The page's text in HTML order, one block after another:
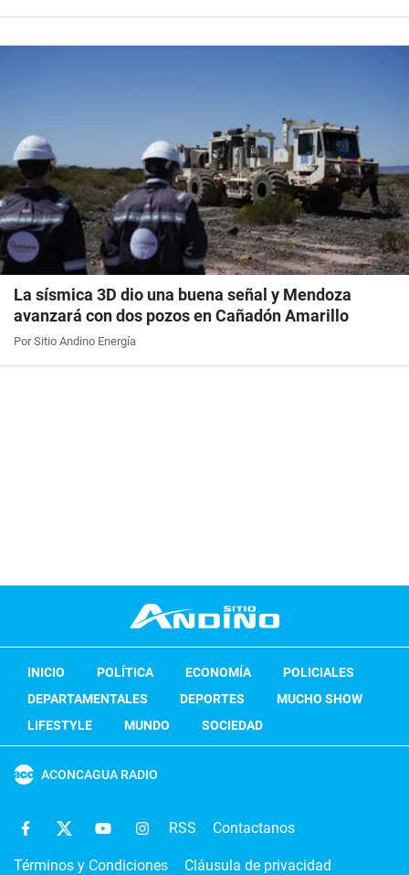
La sísmica 3D dio una buena señal y Mendoza
avanzará con dos pozos en Cañadón Amarillo
Por Sitio Andino Energía
INICIO POLÍTICA ECONOMÍA
POLICIALES
DEPARTAMENTALES
DEPORTES
MUCHO SHOW
LIFESTYLE
MUNDO SOCIEDAD
ACONCAGUA RADIO
RSS Contactanos
Términos y Condiciones Cláusula de privacidad